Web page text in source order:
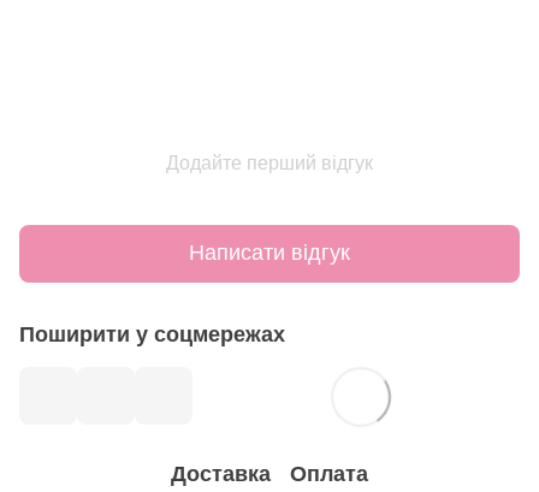
Додайте перший відгук
Написати відгук
Поширити у соцмережах
Доставка Оплата